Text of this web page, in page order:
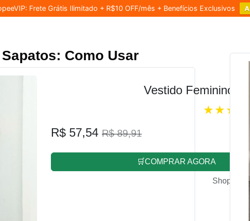
Frete Grátis Ilimitado + R$10 OFF/mês + Benefícios Exclusivos
Como Usar
Vestido Feminino
R$ 57,54 R$ 89,91
🛒COMPRAR AGORA